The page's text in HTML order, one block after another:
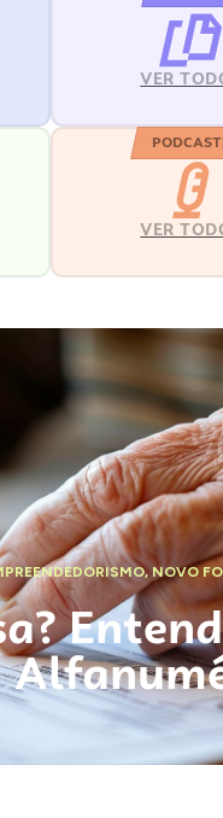
VER
VER
,NOVO